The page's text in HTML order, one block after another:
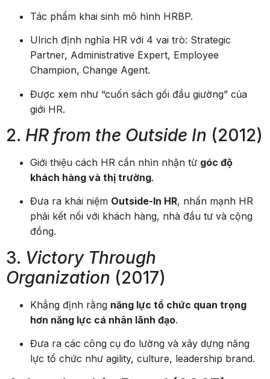
Tác phẩm khai sinh mô hình HRBP.
Ulrich định nghĩa HR với 4 vai trò: Strategic
Partner, Administrative Expert, Employee
Champion, Change Agent.
Được xem như “cuốn sách gối đầu giường” của
giới HR.
2. HR from the Outside In (2012)
Giới thiệu cách HR cần nhìn nhận từ góc độ
khách hàng và thị trường.
Đưa ra khái niệm Outside-In HR, nhấn mạnh HR
phải kết nối với khách hàng, nhà đầu tư và cộng
đồng.
3. Victory Through
Organization (2017)
Khẳng định rằng năng lực tổ chức quan trọng
hơn năng lực cá nhân lãnh đạo.
Đưa ra các công cụ đo lường và xây dựng năng
lực tổ chức như agility, culture, leadership brand.